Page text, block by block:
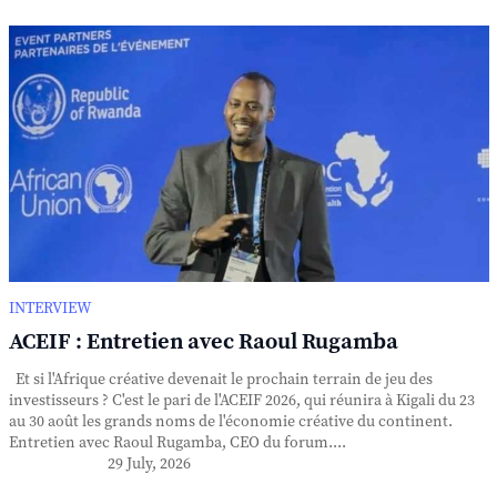
INTERVIEW
ACEIF : Entretien avec Raoul Rugamba
Et si l'Afrique créative devenait le prochain terrain de jeu des
investisseurs ? C'est le pari de l'ACEIF 2026, qui réunira à Kigali du 23
au 30 août les grands noms de l'économie créative du continent.
Entretien avec Raoul Rugamba, CEO du forum....
29 July, 2026